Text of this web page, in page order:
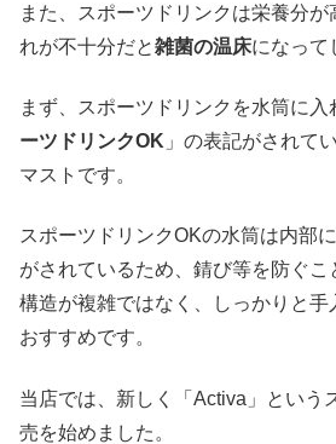
また、スポーツドリンクは栄養分が
れが不十分だと雑菌の温床になって
まず、スポーツドリンクを水筒に入
ーツドリンクOK 」の表記がされて
マストです。
スポーツドリンクOKの水筒は内部
がされているため、錆び等を防ぐこ
構造が複雑ではなく、しっかりと
おすすめです。
当店では、新しく「Activa」という
売を始めました。